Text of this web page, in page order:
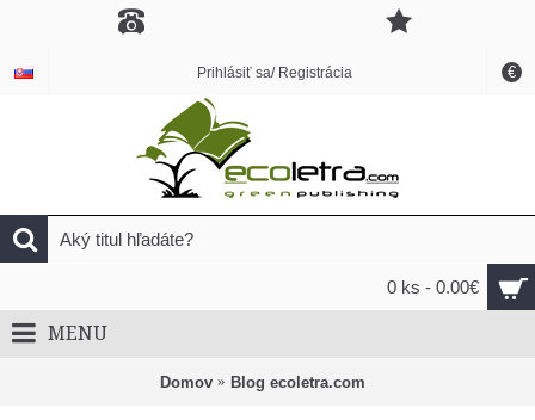
€
Prihlásiť sa/ Registrácia
0 ks - 0.00€
MENU
Domov Blog ecoletra.com